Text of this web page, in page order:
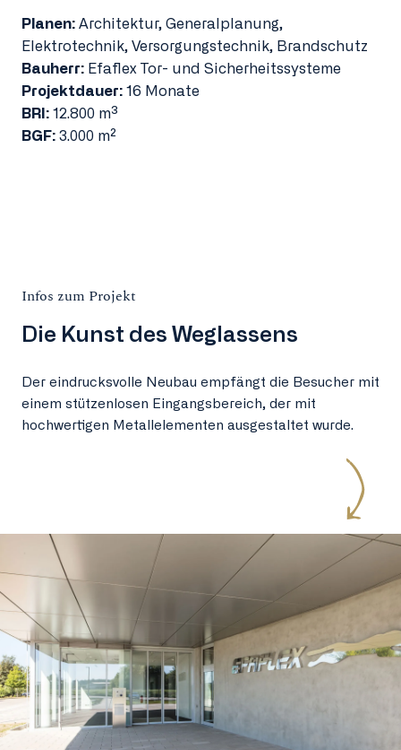
Planen: Architektur, Generalplanung,
Elektrotechnik, Versorgungstechnik, Brandschutz
Bauherr: Efaflex Tor- und Sicherheitssysteme
Projektdauer: 16 Monate
BRI: 12.800 m³
BGF: 3.000 m²
Infos zum Projekt
Die Kunst des Weglassens
Der eindrucksvolle Neubau empfängt die Besucher mit
einem stützenlosen Eingangsbereich, der mit
hochwertigen Metallelementen ausgestaltet wurde.